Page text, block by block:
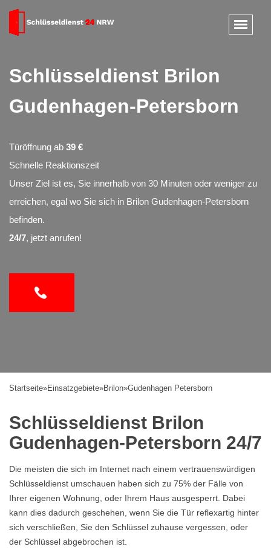
Schlüsseldienst Brilon
Gudenhagen-Petersborn
Türöffnung ab 39 €
Schnelle Reaktionszeit
Unser Ziel ist es, Sie innerhalb von 30 Minuten oder weniger zu
erreichen, egal wo Sie sich in Brilon Gudenhagen-Petersborn
befinden.
24/7, jetzt anrufen!
Startseite»Einsatzgebiete»Brilon»Gudenhagen Petersborn
Schlüsseldienst Brilon
Gudenhagen-Petersborn 24/7
Die meisten die sich im Internet nach einem vertrauenswürdigen
Schlüsseldienst umschauen haben sich zu 75% der Fälle von
Ihrer eigenen Wohnung, oder Ihrem Haus ausgesperrt. Dabei
kann dies dadurch geschehen, wenn Sie die Tür reflexartig hinter
sich verschließen, Sie den Schlüssel zuhause vergessen, oder
der Schlüssel abgebrochen ist.